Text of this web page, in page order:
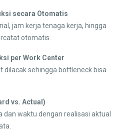
secara Otomatis
jam kerja tenaga kerja, hingga
otomatis.
per Work Center
dilacak sehingga bottleneck bisa
vs. Actual)
dan waktu dengan realisasi aktual